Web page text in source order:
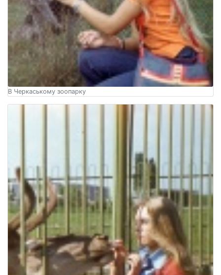
В Черкаському зоопарку